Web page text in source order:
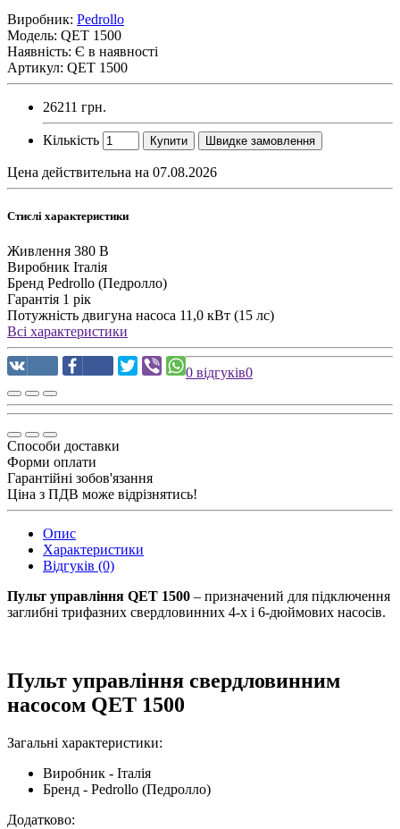
Виробник: Pedrollo
Модель: QET 1500
Наявність: Є в наявності
Артикул: QET 1500
26211 грн.
Кількість Купити Швидке замовлення
Цена действительна на 07.08.2026
Стислі характеристики
Живлення 380 В
Виробник Італія
Бренд Pedrollo (Педролло)
Гарантія 1 рік
Потужність двигуна насоса 11,0 кВт (15 лс)
Всі характеристики
0 відгуків0
Способи доставки
Форми оплати
Гарантійні зобов'язання
Ціна з ПДВ може відрізнятись!
Опис
Характеристики
Відгуків (0)
Пульт управління QET 1500 – призначений для підключення
заглибні трифазних свердловинних 4-х і 6-дюймових насосів.
Пульт управління свердловинним
насосом QET 1500
Загальні характеристики:
Виробник - Італія
Бренд - Pedrollo (Педролло)
Додатково: